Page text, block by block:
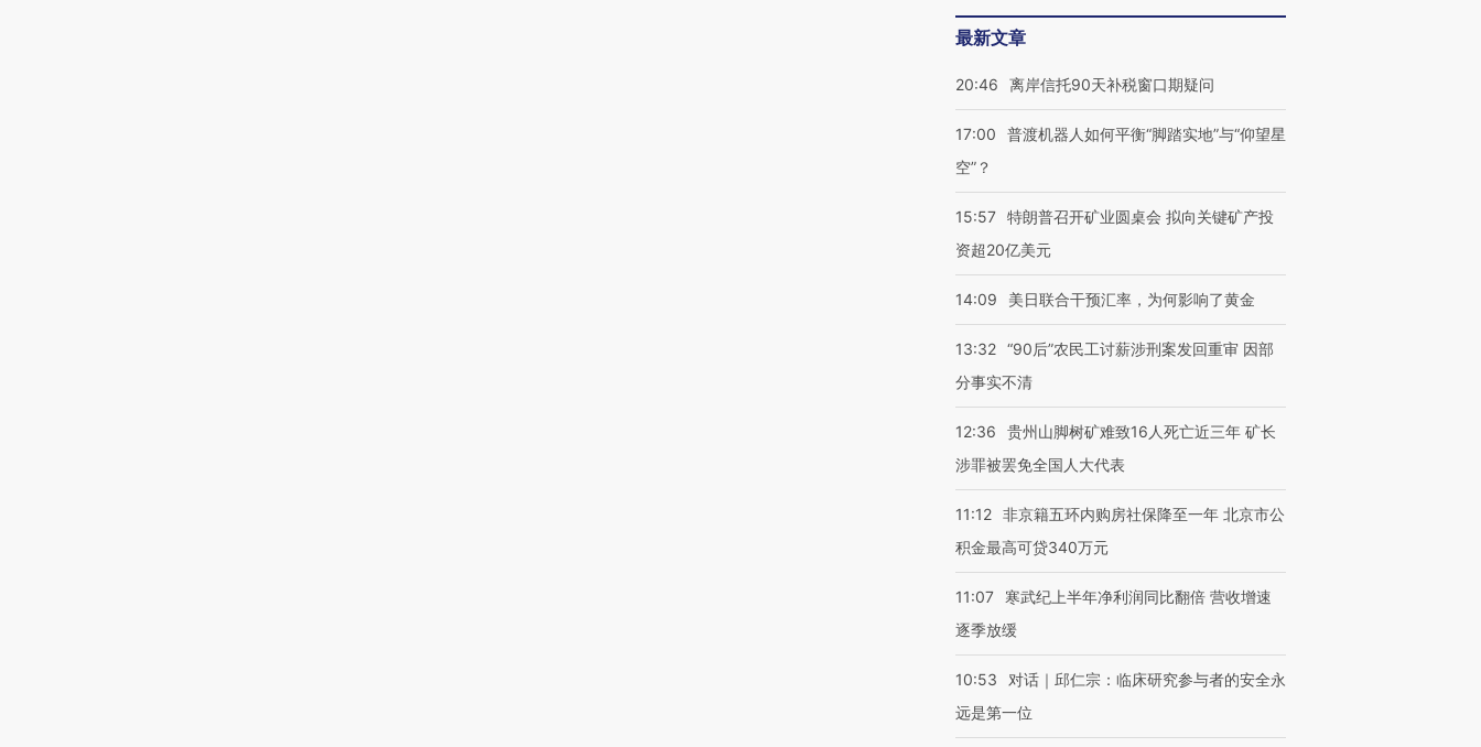
最新文章
20:46 离岸信托90天补税窗口期疑问
17:00
普渡机器人如何平衡“脚踏实地”与“仰望星
空”？
15:57 特朗普召开矿业圆桌会 拟向关键矿产投
资超20亿美元
14:09 美日联合干预汇率，为何影响了黄金
13:32 “90后”农民工讨薪涉刑案发回重审 因部
分事实不清
12:36
贵州山脚树矿难致16人死亡近三年 矿长
涉罪被罢免全国人大代表
11:12 非京籍五环内购房社保降至一年 北京市公
积金最高可贷340万元
11:07
寒武纪上半年净利润同比翻倍 营收增速
逐季放缓
10:53
对话｜邱仁宗：临床研究参与者的安全永
远是第一位